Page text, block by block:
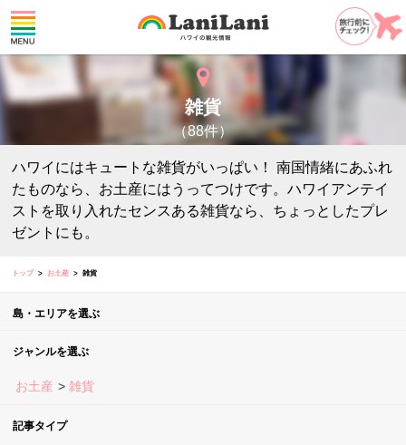
雑貨
（88件）
ハワイにはキュートな雑貨がいっぱい！ 南国情緒にあふれ
たものなら、お土産にはうってつけです。ハワイアンテイ
ストを取り入れたセンスある雑貨なら、ちょっとしたプレ
ゼントにも。
トップ お土産 雑貨
島・エリアを選ぶ
ジャンルを選ぶ
お土産 雑貨
記事タイプ